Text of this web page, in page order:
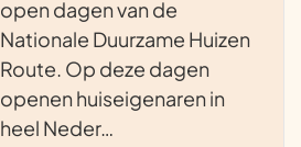
open dagen van de
Nationale Duurzame Huizen
Route. Op deze dagen
openen huiseigenaren in
heel Neder…